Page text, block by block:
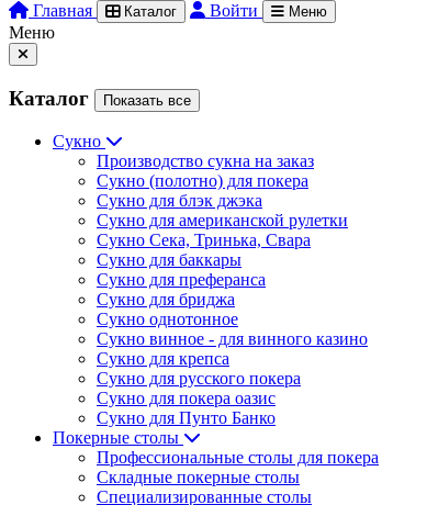
Главная
Каталог Войти Меню
Меню
Каталог Показать все
Сукно
Производство сукна на заказ
Сукно (полотно) для покера
Сукно для блэк джэка
Сукно для американской рулетки
Сукно Сека, Тринька, Свара
Сукно для баккары
Сукно для преферанса
Сукно для бриджа
Сукно однотонное
Сукно винное - для винного казино
Сукно для крепса
Сукно для русского покера
Сукно для покера оазис
Сукно для Пунто Банко
Покерные столы
Профессиональные столы для покера
Складные покерные столы
Специализированные столы